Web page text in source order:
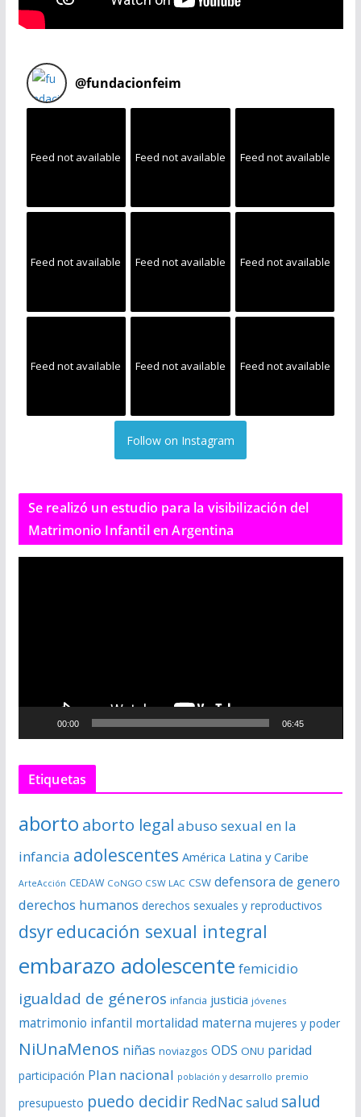
@fundacionfeim
Feed not available Feed not available Feed not available
Feed not available Feed not available Feed not available
Feed not available Feed not available Feed not available
Follow on Instagram
Se realizó un estudio para la visibilización del
Matrimonio Infantil en Argentina
c
r
v
í
e
o
00:00 06:45
Etiquetas
aborto aborto legal abuso sexual en la
infancia adolescentes América Latina y Caribe
ArteAcción CEDAW CoNGO CSW LAC CSW defensora de genero
derechos humanos derechos sexuales y reproductivos
dsyreducación sexual integral
embarazo adolescente femicidio
igualdad de géneros infancia justicia jóvenes
matrimonio infantil mortalidad materna mujeres y poder
NiUnaMenos niñas noviazgos ODS ONU paridad
participación Plan nacional población y desarrollo premio
presupuesto puedo decidir RedNacsalud salud